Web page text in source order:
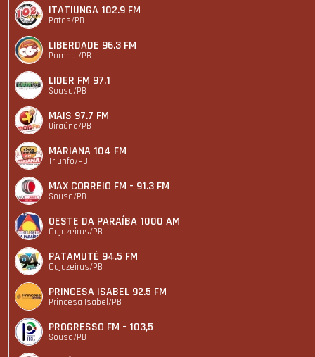
ITATIUNGA 102.9 FM
Patos/PB
LIBERDADE 96.3 FM
Pombal/PB
LIDER FM 97,1
Sousa/PB
MAIS 97.7 FM
Uiraúna/PB
MARIANA 104 FM
Triunfo/PB
MAX CORREIO FM - 91.3 FM
Sousa/PB
OESTE DA PARAÍBA 1000 AM
Cajazeiras/PB
PATAMUTÉ 94.5 FM
Cajazeiras/PB
PRINCESA ISABEL 92.5 FM
Princesa Isabel/PB
PROGRESSO FM - 103,5
Sousa/PB